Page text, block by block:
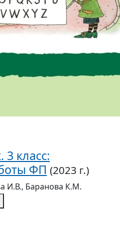
класс:
ФП (2023 г.)
И.В., Баранова К.М.